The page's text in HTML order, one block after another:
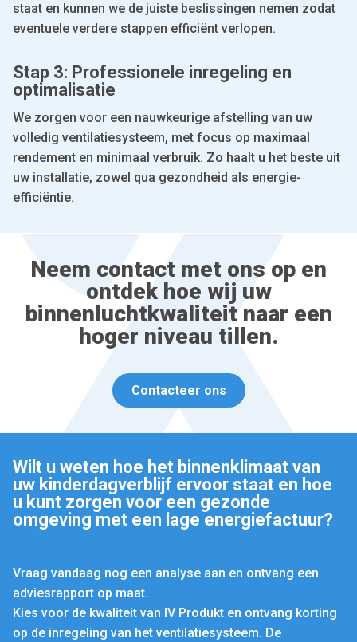
staat en kunnen we de juiste beslissingen nemen zodat
eventuele verdere stappen efficiënt verlopen.
Stap 3: Professionele inregeling en
optimalisatie
We zorgen voor een nauwkeurige afstelling van uw
volledig ventilatiesysteem, met focus op maximaal
rendement en minimaal verbruik. Zo haalt u het beste uit
uw installatie, zowel qua gezondheid als energie-
efficiëntie.
Neem contact met ons op en
ontdek hoe wij uw
binnenluchtkwaliteit naar een
hoger niveau tillen.
Contacteer ons
Wilt u weten hoe het binnenklimaat van
uw kinderdagverblijf ervoor staat en hoe
u kunt zorgen voor een gezonde
omgeving met een lage energiefactuur?
Vraag vandaag nog een analyse aan en ontvang een
adviesrapport op maat.
Kies voor de kwaliteit van IV Produkt en ontvang korting
op de inregeling van het ventilatiesysteem. De